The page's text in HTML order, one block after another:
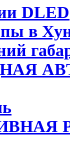
DLED
в